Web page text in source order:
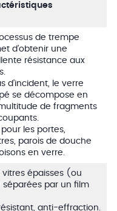
de trempe
d’obtenir une
résistance aux
d’incident, le verre
se décompose en
de fragments
pour les portes,
parois de douche
en verre.
vitres épaisses (ou
séparées par un film
anti-effraction.